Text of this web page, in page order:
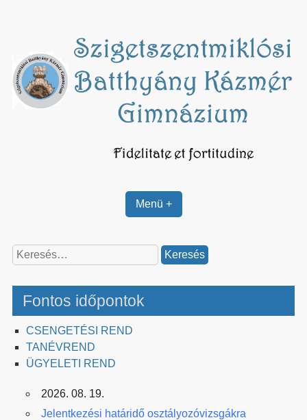
Menü +
Keresés:
Fontos időpontok
CSENGETÉSI REND
TANÉVREND
ÜGYELETI REND
2026. 08. 19.
Jelentkezési határidő osztályozóvizsgákra